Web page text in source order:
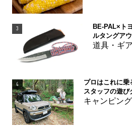
3
BE-PAL×ト
ルタングア
道具・ギア
4
プロはこれに乗
スタッフの遊び
キャンピン